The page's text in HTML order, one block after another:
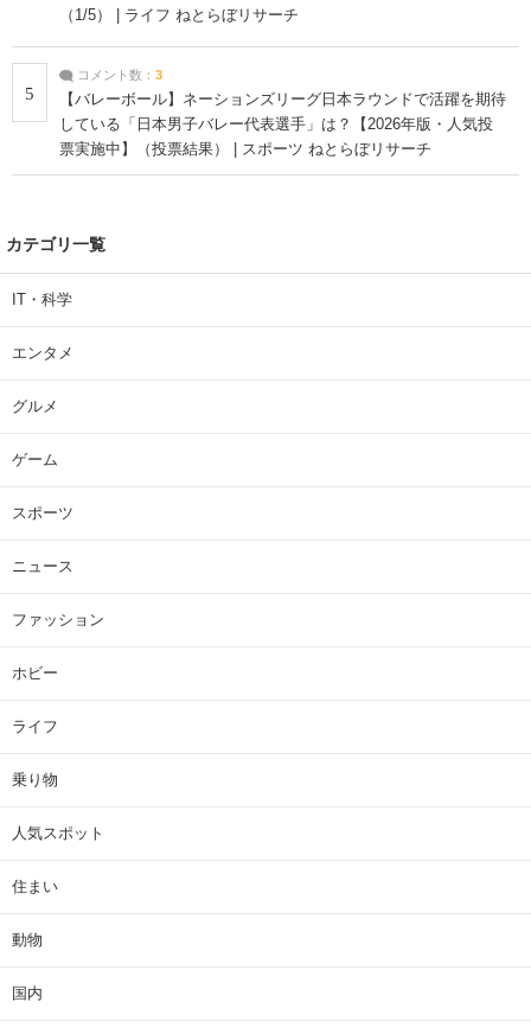
（1/5） | ライフ ねとらぼリサーチ
5
コメント数： 3
【バレーボール】ネーションズリーグ日本ラウンドで活躍を期待
している「日本男子バレー代表選手」は？【2026年版・人気投
票実施中】（投票結果） | スポーツ ねとらぼリサーチ
カテゴリ一覧
IT・科学
エンタメ
グルメ
ゲーム
スポーツ
ニュース
ファッション
ホビー
ライフ
乗り物
人気スポット
住まい
動物
国内